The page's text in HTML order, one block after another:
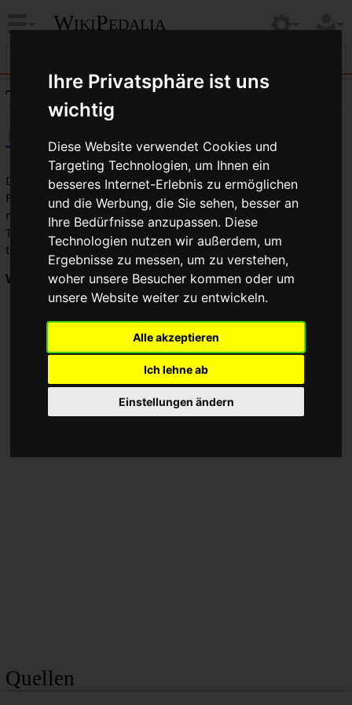
Ihre Privatsphäre ist uns
wichtig
Diese Website verwendet Cookies und
Targeting Technologien, um Ihnen ein
besseres Internet-Erlebnis zu ermöglichen
und die Werbung, die Sie sehen, besser an
Ihre Bedürfnisse anzupassen. Diese
Technologien nutzen wir außerdem, um
Ergebnisse zu messen, um zu verstehen,
woher unsere Besucher kommen oder um
unsere Website weiter zu entwickeln.
Alle akzeptieren
Ich lehne ab
Einstellungen ändern
WikiPedalia
Trainer
Der Trainerist eine Person, die Rennfahrer oder andere
Fahrradfahrer dabei unterstützt, ihre körperliche und
mentale Fitness aufzubauen und zu erhalten. Auch kann ein
Trainer dabei helfen,Fahrtechnikund/oderTaktik
trainieren.
Werbung:
Quellen